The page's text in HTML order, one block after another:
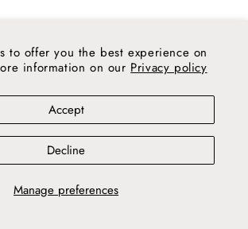
to offer you the best experience on
information on our Privacy policy
Manage preferences
Accept
Decline